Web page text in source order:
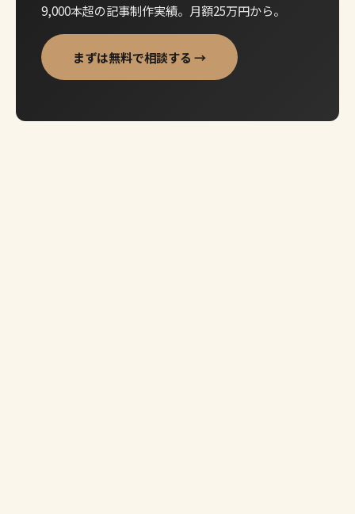
9,000本超の記事制作実績。月額25万円から。
まずは無料で相談する →